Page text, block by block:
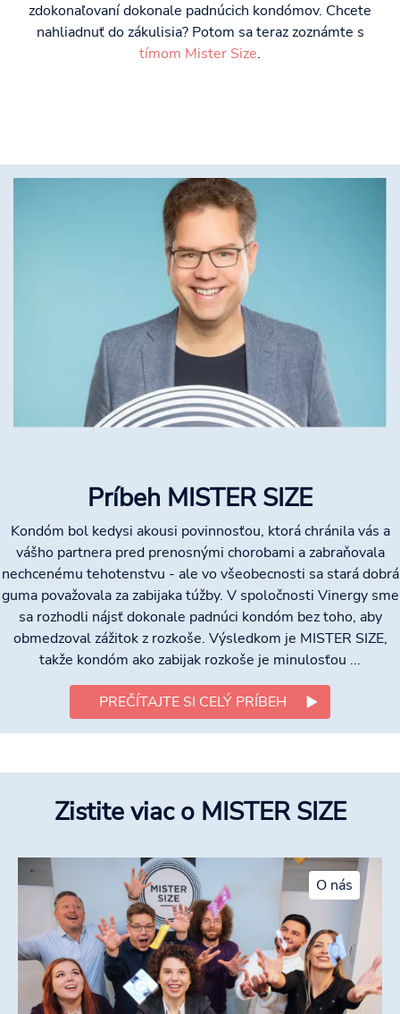
zdokonaľovaní dokonale padnúcich kondómov. Chcete
nahliadnuť do zákulisia? Potom sa teraz zoznámte s
tímom Mister Size.
Príbeh MISTER SIZE
Kondóm bol kedysi akousi povinnosťou, ktorá chránila vás a
vášho partnera pred prenosnými chorobami a zabraňovala
nechcenému tehotenstvu - ale vo všeobecnosti sa stará dobrá
guma považovala za zabijaka túžby. V spoločnosti Vinergy sme
sa rozhodli nájsť dokonale padnúci kondóm bez toho, aby
obmedzoval zážitok z rozkoše. Výsledkom je MISTER SIZE,
takže kondóm ako zabijak rozkoše je minulosťou ...
PREČÍTAJTE SI CELÝ PRÍBEH
Zistite viac o MISTER SIZE
O nás